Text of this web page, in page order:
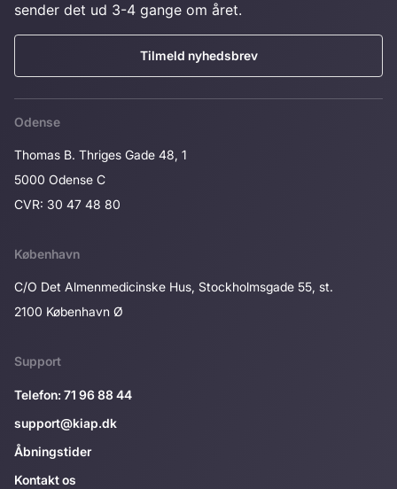
sender det ud 3-4 gange om året.
Tilmeld nyhedsbrev
Odense
Thomas B. Thriges Gade 48, 1
5000 Odense C
CVR: 30 47 48 80
København
C/O Det Almenmedicinske Hus, Stockholmsgade 55, st.
2100 København Ø
Support
Telefon: 71 96 88 44
support@kiap.dk
Åbningstider
Kontakt os